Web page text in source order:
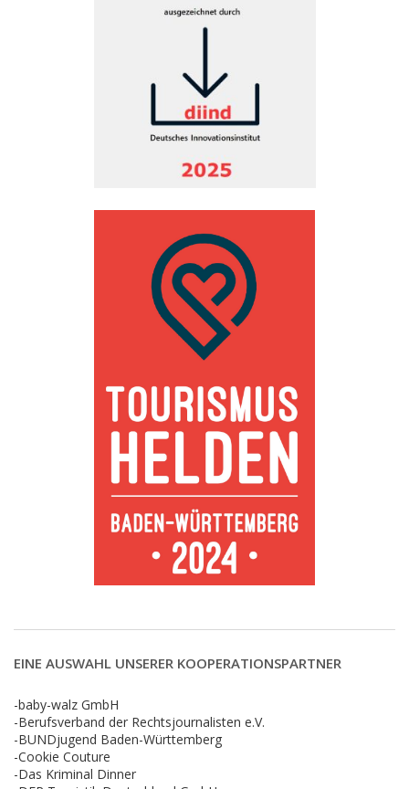
EINE AUSWAHL UNSERER KOOPERATIONSPARTNER
-baby-walz GmbH
-Berufsverband der Rechtsjournalisten e.V.
-BUNDjugend Baden-Württemberg
-Cookie Couture
-Das Kriminal Dinner